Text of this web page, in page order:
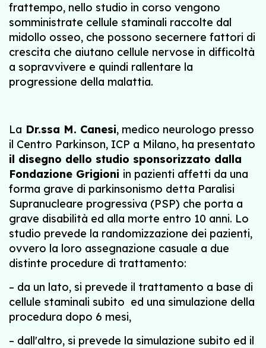
frattempo, nello studio in corso vengono
somministrate cellule staminali raccolte dal
midollo osseo, che possono secernere fattori di
crescita che aiutano cellule nervose in difficoltà
a sopravvivere e quindi rallentare la
progressione della malattia.
La Dr.ssa M. Canesi, medico neurologo presso
il Centro Parkinson, ICP a Milano, ha presentato
il disegno dello studio sponsorizzato dalla
Fondazione Grigioni in pazienti affetti da una
forma grave di parkinsonismo detta Paralisi
Supranucleare progressiva (PSP) che porta a
grave disabilità ed alla morte entro 10 anni. Lo
studio prevede la randomizzazione dei pazienti,
ovvero la loro assegnazione casuale a due
distinte procedure di trattamento:
– da un lato, si prevede il trattamento a base di
cellule staminali subito ed una simulazione della
procedura dopo 6 mesi,
– dall'altro, si prevede la simulazione subito ed il